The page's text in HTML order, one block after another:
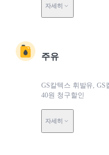
자세히
주유
GS칼텍스 휘발유,
40원 청구할인
자세히